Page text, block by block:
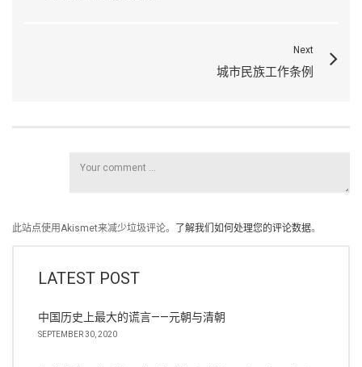
Next
城市民族工作条例
此站点使用Akismet来减少垃圾评论。 了解我们如何处理您的评论数据。
LATEST POST
中国历史上最大的谎言——元朝与清朝
SEPTEMBER 30, 2020